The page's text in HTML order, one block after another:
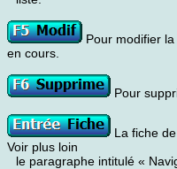
Pour modifier
en cours.
Pour
La fiche
Voir plus loin
le paragraphe intitulé «